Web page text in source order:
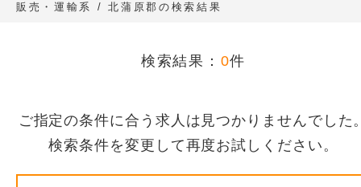
販売・運輸系 / 北蒲原郡の検索結果
検索結果： 0件
ご指定の条件に合う求人は見つかりませんでした
検索条件を変更して再度お試しください。